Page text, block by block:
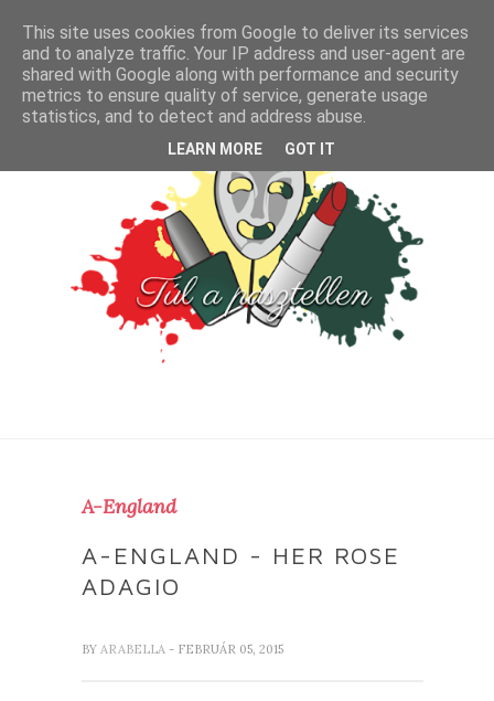
A-England
A-ENGLAND - HER ROSE
ADAGIO
BY ARABELLA - FEBRUÁR 05, 2015
This site uses cookies from Google to deliver its services
and to analyze traffic. Your IP address and user-agent are
shared with Google along with performance and security
metrics to ensure quality of service, generate usage
statistics, and to detect and address abuse.
LEARN MORE GOT IT